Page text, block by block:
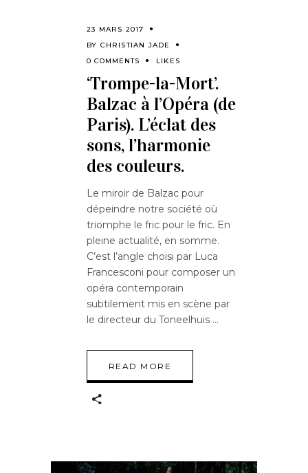
23 MARS 2017
BY CHRISTIAN JADE
0 COMMENTS
LIKES
‘Trompe-la-Mort’.
Balzac à l’Opéra (de
Paris). L’éclat des
sons, l’harmonie
des couleurs.
Le miroir de Balzac pour
dépeindre notre société où
triomphe le fric pour le fric. En
pleine actualité, en somme.
C’est l’angle choisi par Luca
Francesconi pour composer un
opéra contemporain
subtilement mis en scène par
le directeur du Toneelhuis
READ MORE